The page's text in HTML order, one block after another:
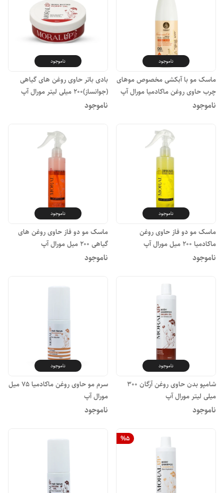
ناموجود
ماسک مو با آبکشی مخصوص موهای
چرب حاوی روغن ماکادمیا مورال آپ
ناموجود
ناموجود
بادی باتر حاوی روغن های گیاهی
(جوانساز)۲۰۰ میلی لیتر مورال آپ
ناموجود
ناموجود
ماسک مو دو فاز حاوی روغن
ماکادمیا ۲۰۰ میل مورال آپ
ناموجود
ناموجود
ماسک مو دو فاز حاوی روغن های
گیاهی ۲۰۰ میل مورال آپ
ناموجود
ناموجود
شامپو بدن حاوی روغن آرگان ۳۰۰
میلی لیتر مورال آپ
ناموجود
ناموجود
سرم مو حاوی روغن ماکادمیا ۷۵ میل
مورال آپ
ناموجود
%5